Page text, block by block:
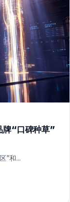
牌“口碑种草”
”和...